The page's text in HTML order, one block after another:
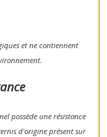
et ne contiennent
possède une résistance
d'origine présent sur